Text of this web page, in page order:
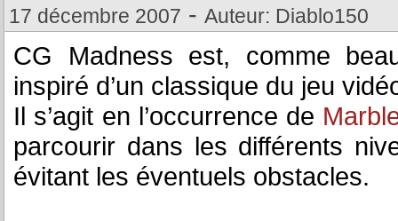
17 décembre 2007 - Auteur: Diablo150
CG Madness est, comme
inspiré d’un classique du jeu
Il s’agit en l’occurrence de
parcourir dans les différents
évitant les éventuels obstacles.